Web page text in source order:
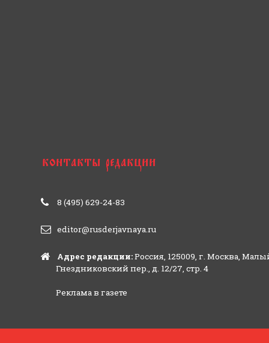
8 (495) 629-24-83
editor@rusderjavnaya.ru
Адрес редакции:Россия, 125009, г. Москва,
Гнездниковский пер., д. 12/27, стр. 4
Реклама в газете